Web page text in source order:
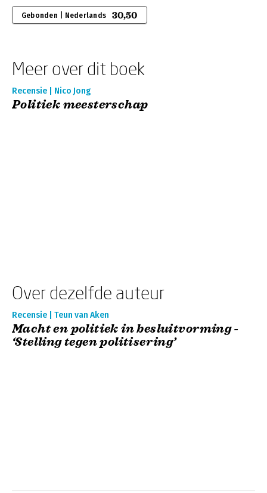
Gebonden | Nederlands 30,50
Meer over dit boek
Recensie | Nico Jong
Politiek meesterschap
Over dezelfde auteur
Recensie | Teun van Aken
Macht en politiek in besluitvorming -
‘Stelling tegen politisering’